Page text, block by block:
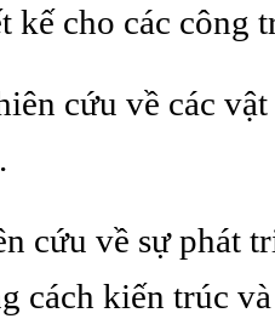
kế cho các công
cứu về các
cứu về sự phát
cách kiến trúc